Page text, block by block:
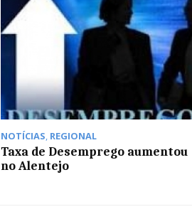
NOTÍCIAS REGIONAL
Taxa de Desemprego aumentou
no Alentejo